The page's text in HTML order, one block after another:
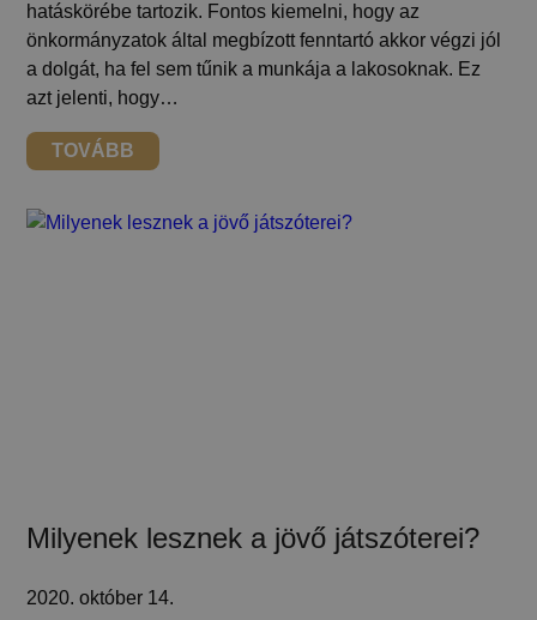
hatáskörébe tartozik. Fontos kiemelni, hogy az
önkormányzatok által megbízott fenntartó akkor végzi jól
a dolgát, ha fel sem tűnik a munkája a lakosoknak. Ez
azt jelenti, hogy…
TOVÁBB
Milyenek lesznek a jövő játszóterei?
2020. október 14.